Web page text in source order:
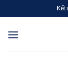
to
content
Kết